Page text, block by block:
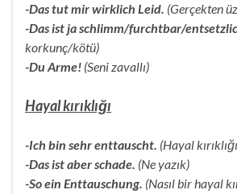
-Das tut mir wirklich Leid. (Gerçekten
-Das ist ja schlimm/furchtbar/
korkunç/kötü)
-Du Arme! (Seni zavallı)
Hayal kırıklığı
-Ich bin sehr enttauscht. (Hayal
-Das ist aber schade. (Ne yazık)
-So ein Enttauschung. (Nasıl bir hayal